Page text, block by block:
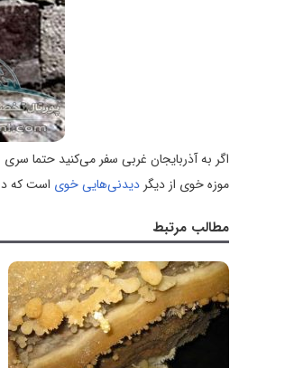
اگر به آذربایجان غربی سفر می‌کنید حتما
موزه خوی از دیگر دیدنی‌هایی خوی است که
مطالب مرتبط